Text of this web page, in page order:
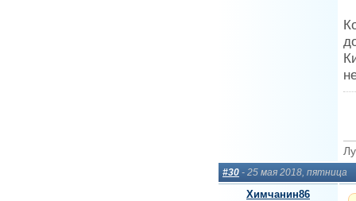
#30 - 25 мая 2018, пятница
Химчанин86